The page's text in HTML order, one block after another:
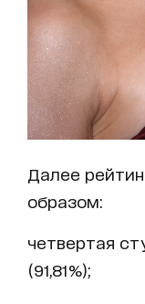
Далее
образом:
четвертая
(91,81%);